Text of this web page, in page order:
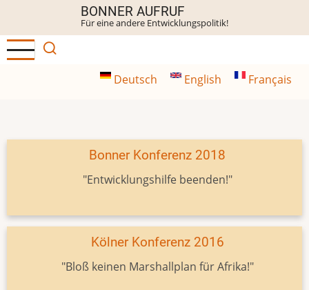
Inhalt
BONNER AUFRUF
Für eine andere Entwicklungspolitik!
Deutsch English Français
Bonner Konferenz 2018
"Entwicklungshilfe beenden!"
Kölner Konferenz 2016
"Bloß keinen Marshallplan für Afrika!"